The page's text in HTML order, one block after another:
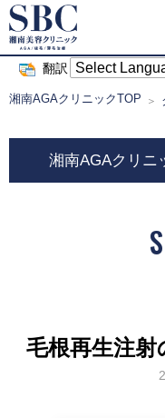
翻訳
湘南AGAクリニックTOP
湘南AGAクリニ
毛根再生注